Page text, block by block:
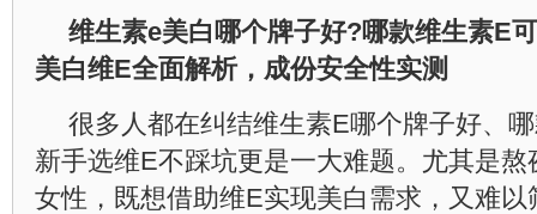
维生素e美白哪个牌子好?哪款维生素E
美白维E全面解析，成份安全性实测
很多人都在纠结维生素E哪个牌子好、
新手选维E不踩坑更是一大难题。尤其是
女性，既想借助维E实现美白需求，又难